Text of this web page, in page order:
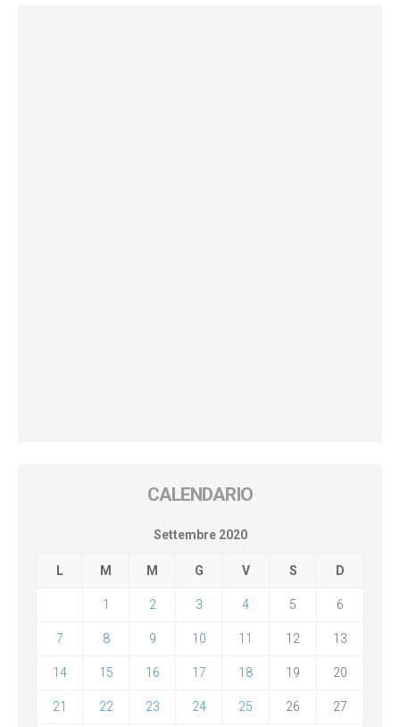
CALENDARIO
Settembre 2020
L M M G V S D
1 2 3 4 5 6
7 8 9 10 11 12 13
14 15 16 17 18 19 20
21 22 23 24 25 26 27